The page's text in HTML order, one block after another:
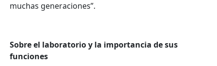
muchas generaciones”.
Sobre el laboratorio y la importancia de sus
funciones